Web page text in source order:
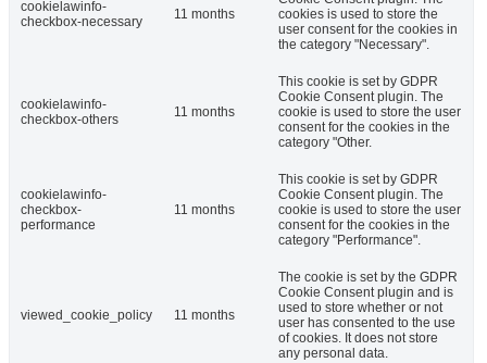
cookielawinfo-
checkbox-necessary
11 months
cookies is used to store the
user consent for the cookies in
the category "Necessary".
cookielawinfo-
checkbox-others
11 months
This cookie is set by GDPR
Cookie Consent plugin. The
cookie is used to store the user
consent for the cookies in the
category "Other.
cookielawinfo-
checkbox-
performance
11 months
This cookie is set by GDPR
Cookie Consent plugin. The
cookie is used to store the user
consent for the cookies in the
category "Performance".
viewed_cookie_policy 11 months
The cookie is set by the GDPR
Cookie Consent plugin and is
used to store whether or not
user has consented to the use
of cookies. It does not store
any personal data.